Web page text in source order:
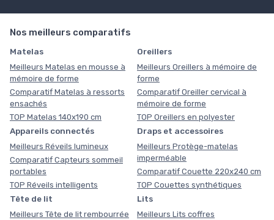
Nos meilleurs comparatifs
Matelas
Meilleurs Matelas en mousse à
mémoire de forme
Comparatif Matelas à ressorts
ensachés
TOP Matelas 140x190 cm
Oreillers
Meilleurs Oreillers à mémoire de
forme
Comparatif Oreiller cervical à
mémoire de forme
TOP Oreillers en polyester
Appareils connectés
Meilleurs Réveils lumineux
Comparatif Capteurs sommeil
portables
TOP Réveils intelligents
Draps et accessoires
Meilleurs Protège-matelas
imperméable
Comparatif Couette 220x240 cm
TOP Couettes synthétiques
Tête de lit
Meilleurs Tête de lit rembourrée
Lits
Meilleurs Lits coffres